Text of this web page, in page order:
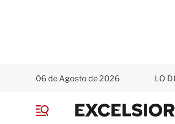
06 de Agosto de 2026 LO
E
x